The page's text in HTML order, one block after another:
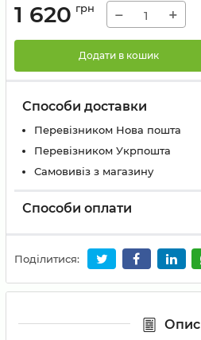
1 620 грн − +
Додати в кошик
Способи доставки
Перевізником Нова пошта
Перевізником Укрпошта
Самовивіз з магазину
Способи оплати
Поділитися:
Опис